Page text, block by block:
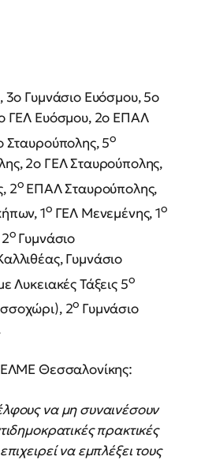
3ο Γυμνάσιο Ευόσμου, 5ο
ΓΕΛ Ευόσμου, 2ο ΕΠΑΛ
Σταυρούπολης, 5ο
2ο ΓΕΛ Σταυρούπολης,
2οΕΠΑΛ Σταυρούπολης,
1οΓΕΛ Μενεμένης, 1ο
οΓυμνάσιο
Γυμνάσιο
Λυκειακές Τάξεις 5ο
2ο Γυμνάσιο
Θεσσαλονίκης:
να μη συναινέσουν
πρακτικές
να εμπλέξει τους